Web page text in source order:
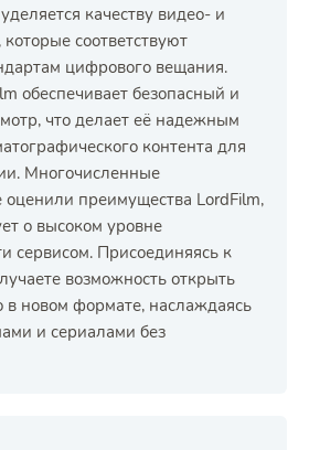
качеству видео- и
соответствуют
цифрового вещания.
обеспечивает безопасный и
что делает её надежным
контента для
Многочисленные
оценили преимущества LordFilm,
о высоком уровне
сервисом. Присоединяясь к
возможность открыть
в новом формате, наслаждаясь
и сериалами без